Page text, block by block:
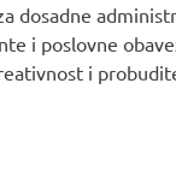
dosadne
i poslovne
i